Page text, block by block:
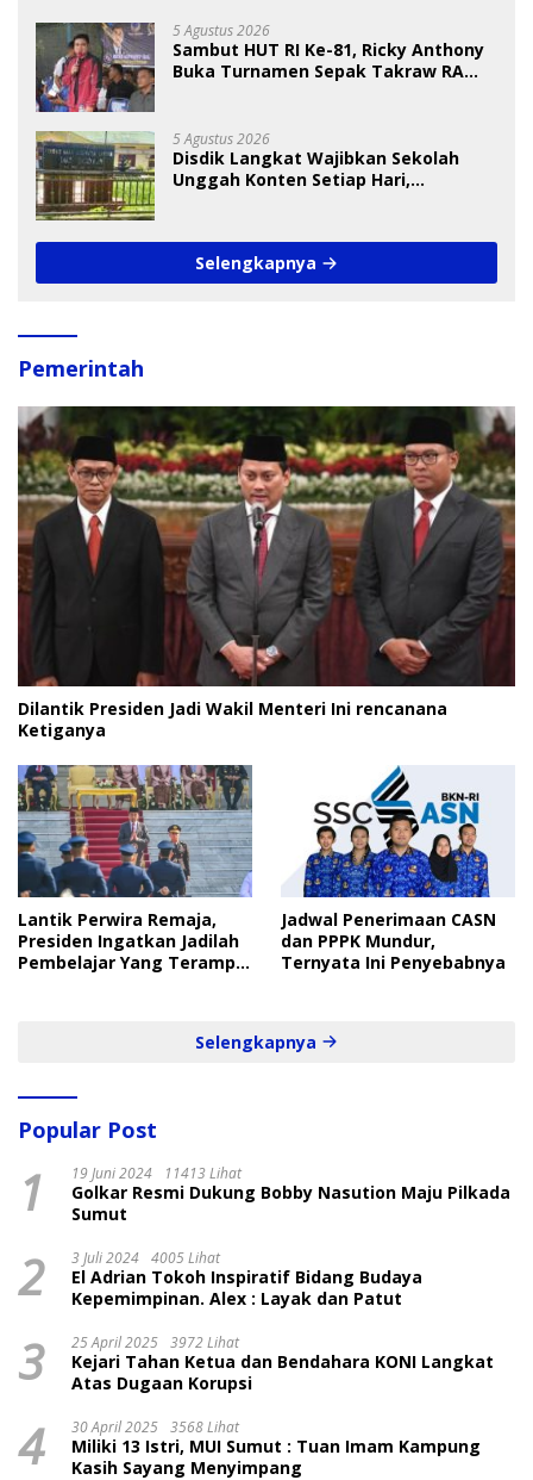
5 Agustus 2026
Sambut HUT RI Ke-81, Ricky Anthony
Buka Turnamen Sepak Takraw RA
5 Agustus 2026
Disdik Langkat Wajibkan Sekolah
Unggah Konten Setiap Hari,
Selengkapnya
Pemerintah
Dilantik Presiden Jadi Wakil Menteri Ini rencanana
Ketiganya
Lantik Perwira Remaja,
Presiden Ingatkan Jadilah
Pembelajar Yang Terampil
Jadwal Penerimaan CASN
dan PPPK Mundur,
Ternyata Ini Penyebabnya
Selengkapnya
Popular Post
1 19 Juni 2024 11413 Lihat
Golkar Resmi Dukung Bobby Nasution Maju Pilkada
Sumut
2 3 Juli 2024 4005 Lihat
El Adrian Tokoh Inspiratif Bidang Budaya
Kepemimpinan. Alex : Layak dan Patut
3 25 April 2025 3972 Lihat
Kejari Tahan Ketua dan Bendahara KONI Langkat
Atas Dugaan Korupsi
4 30 April 2025 3568 Lihat
Miliki 13 Istri, MUI Sumut : Tuan Imam Kampung
Kasih Sayang Menyimpang